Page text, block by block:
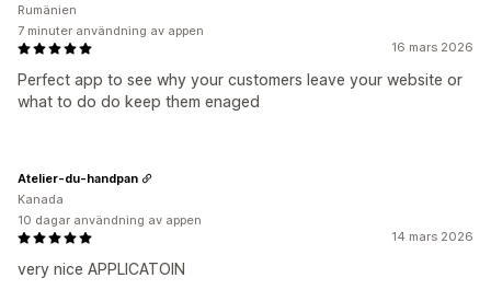
16 mars 2026
Perfect app to see why your customers leave your website or
what to do do keep them enaged
Rumänien
7 minuter användning av appen
14 mars 2026
very nice APPLICATOIN
Atelier-du-handpan
Kanada
10 dagar användning av appen